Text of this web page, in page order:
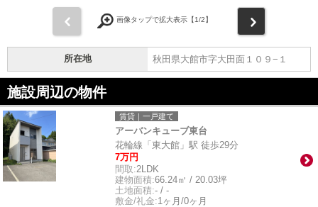
画像タップで拡大表示【1/2】
所在地 秋田県大館市字大田面１０９−１
施設周辺の物件
賃貸｜一戸建て
アーバンキューブ東台
花輪線「東大館」駅 徒歩29分
7万円
間取:2LDK
建物面積:66.24㎡ / 20.03坪
土地面積:- / -
敷金/礼金:1ヶ月/0ヶ月